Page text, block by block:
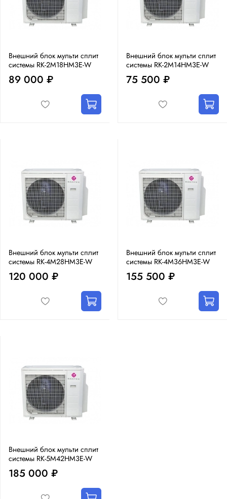
Внешний блок мульти сплит
системы RK-2M18HM3E-W
89 000 ₽
Внешний блок мульти сплит
системы RK-2M14HM3E-W
75 500 ₽
Внешний блок мульти сплит
системы RK-4M28HM3E-W
120 000 ₽
Внешний блок мульти сплит
системы RK-4M36HM3E-W
155 500 ₽
Внешний блок мульти сплит
системы RK-5M42HM3E-W
185 000 ₽